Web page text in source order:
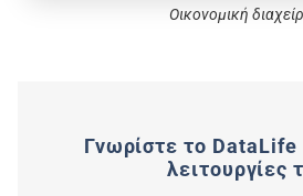
Οικονομική
Γνωρίστε το DataLife
λειτουργίες